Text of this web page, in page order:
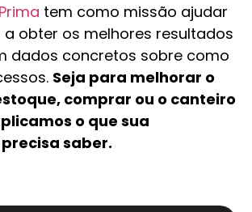
tem como missão ajudar
obter os melhores resultados
dados concretos sobre como
Seja para melhorar o
comprar ou o canteiro
o que sua
saber.